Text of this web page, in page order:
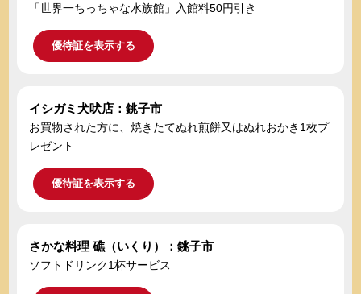
「世界一ちっちゃな水族館」入館料50円引き
優待証を表示する
イシガミ犬吠店：銚子市
お買物された方に、焼きたてぬれ煎餅又はぬれおかき1枚プ
レゼント
優待証を表示する
さかな料理 礁（いくり）：銚子市
ソフトドリンク1杯サービス